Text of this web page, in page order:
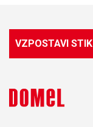
VZPOSTAVI STIK